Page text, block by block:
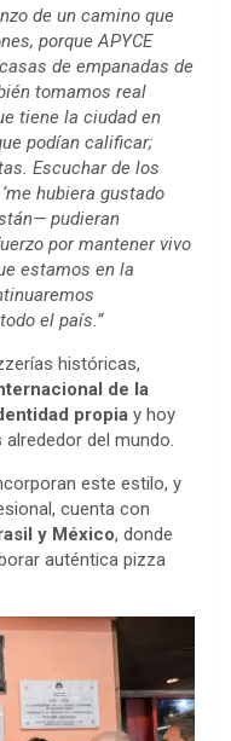
de un camino que
porque APYCE
de empanadas de
tomamos real
tiene la ciudad en
podían calificar;
Escuchar de los
hubiera gustado
pudieran
por mantener vivo
estamos en la
el país.”
históricas,
de la
propia y hoy
del mundo.
este estilo, y
cuenta con
y México, donde
auténtica pizza